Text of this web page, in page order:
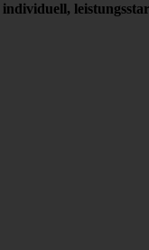
individuell,